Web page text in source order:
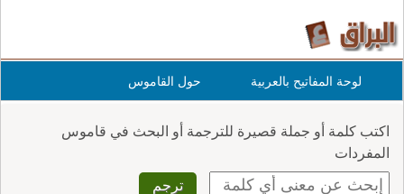
لوحة المفاتيح بالعربية حول القاموس
اكتب كلمة أو جملة قصيرة للترجمة أو البحث في قاموس
المفردات